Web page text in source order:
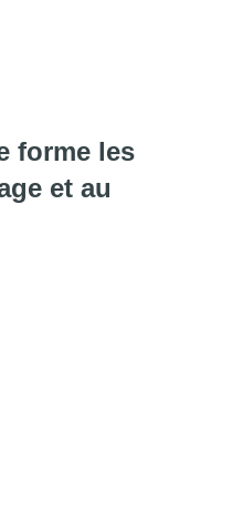
conducteurs de
forme les
et au